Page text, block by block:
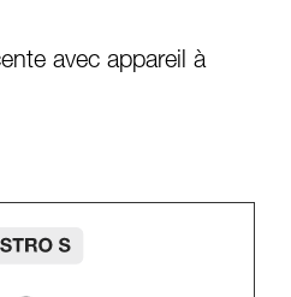
avec appareil à